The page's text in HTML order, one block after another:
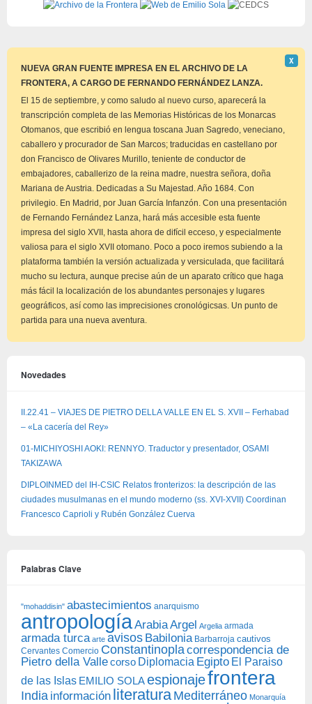
NUEVA GRAN FUENTE IMPRESA EN EL ARCHIVO DE LA
FRONTERA, A CARGO DE FERNANDO FERNÁNDEZ LANZA.
este
Χ
El 15 de septiembre, y como saludo al nuevo curso, aparecerá la
transcripción completa de las Memorias Históricas de los Monarcas
Otomanos, que escribió en lengua toscana Juan Sagredo, veneciano,
caballero y procurador de San Marcos; traducidas en castellano por
don Francisco de Olivares Murillo, teniente de conductor de
embajadores, caballerizo de la reina madre, nuestra señora, doña
Mariana de Austria. Dedicadas a Su Majestad. Año 1684. Con
privilegio. En Madrid, por Juan García Infanzón. Con una presentación
de Fernando Fernández Lanza, hará más accesible esta fuente
impresa del siglo XVII, hasta ahora de difícil ecceso, y especialmente
valiosa para el siglo XVII otomano. Poco a poco iremos subiendo a la
plataforma también la versión actualizada y versiculada, que facilitará
mucho su lectura, aunque precise aún de un aparato crítico que haga
más fácil la localización de los abundantes personajes y lugares
geográficos, así como las imprecisiones cronológicsas. Un punto de
partida para una nueva aventura.
Novedades
II.22.41 – VIAJES DE PIETRO DELLA VALLE EN EL S. XVII – Ferhabad
– «La cacería del Rey»
01-MICHIYOSHI AOKI: RENNYO. Traductor y presentador, OSAMI
TAKIZAWA
DIPLOINMED del IH-CSIC Relatos fronterizos: la descripción de las
ciudades musulmanas en el mundo moderno (ss. XVI-XVII) Coordinan
Francesco Caprioli y Rubén González Cuerva
Palabras Clave
"mohaddisin" abastecimientos anarquismo
antropología ArabiaArgel Argelia armada
armada turca arte avisos Babilonia Barbarroja cautivos
Cervantes Comercio Constantinopla correspondencia de
Pietro della Vallecorso Diplomacia Egipto El Paraiso
de las Islas EMILIO SOLAespionajefrontera
India información literatura Mediterráneo Monarquía